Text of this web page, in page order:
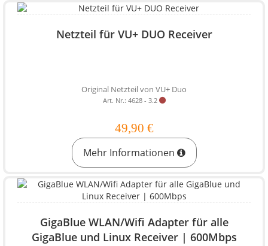
Netzteil für VU+ DUO Receiver
Original Netzteil von VU+ Duo
Art. Nr.: 4628 - 3.2
49,90 €
Mehr Informationen
GigaBlue WLAN/Wifi Adapter für alle
GigaBlue und Linux Receiver | 600Mbps